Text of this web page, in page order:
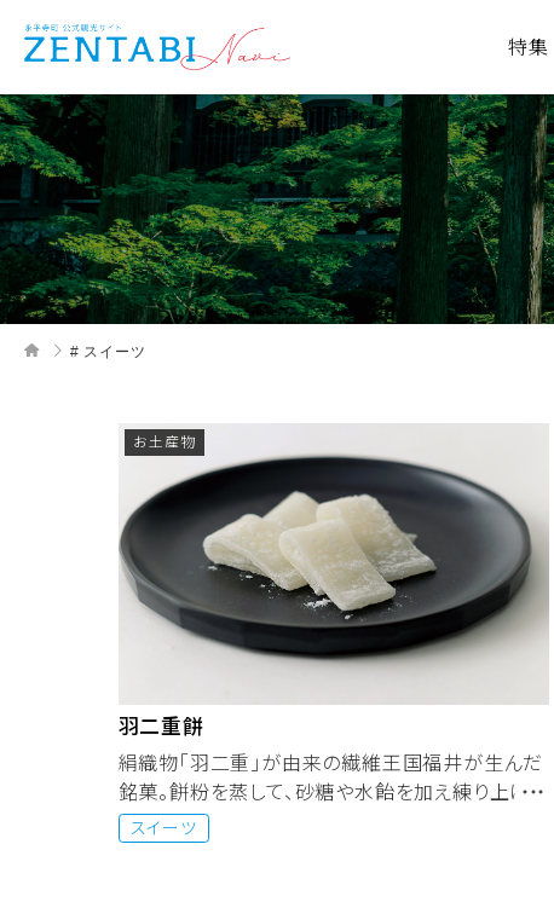
特集
  # スイーツ
お土産物
羽二重餅
絹織物「羽二重」が由来の繊維王国福井が生んだ
銘菓。餅粉を蒸して、砂糖や水飴を加え練り上げ
ており、絹のように上品な光沢...
スイーツ